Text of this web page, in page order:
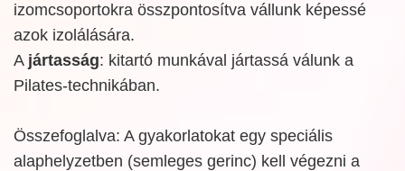
izomcsoportokra összpontosítva vállunk képessé
azok izolálására.
A jártasság: kitartó munkával jártassá válunk a
Pilates-technikában.
Összefoglalva: A gyakorlatokat egy speciális
alaphelyzetben (semleges gerinc) kell végezni a